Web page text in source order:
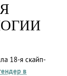
18-я скайп-
в